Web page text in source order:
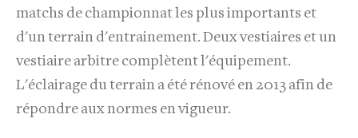
matchs de championnat les plus importants et
d'un terrain d'entrainement. Deux vestiaires et un
vestiaire arbitre complètent l'équipement.
L'éclairage du terrain a été rénové en 2013 afin de
répondre aux normes en vigueur.